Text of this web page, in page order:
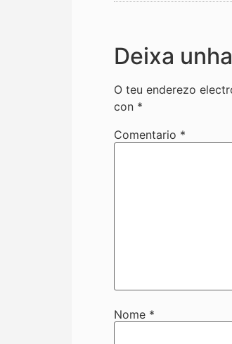
Deixa
O teu enderezo
con *
Comentario *
Nome *